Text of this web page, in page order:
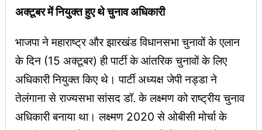
अक्टूबर में नियुक्त हुए थे चुनाव अधिकारी
भाजपा ने महाराष्ट्र और झारखंड विधानसभा चुनावों के एलान
के दिन (15 अक्टूबर) ही पार्टी के आंतरिक चुनावों के लिए
अधिकारी नियुक्त किए थे। पार्टी अध्यक्ष जेपी नड्डा ने
तेलंगाना से राज्यसभा सांसद डॉ. के लक्ष्मण को राष्ट्रीय चुनाव
अधिकारी बनाया था। लक्ष्मण 2020 से ओबीसी मोर्चा के